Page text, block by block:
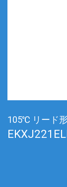
105℃ リード